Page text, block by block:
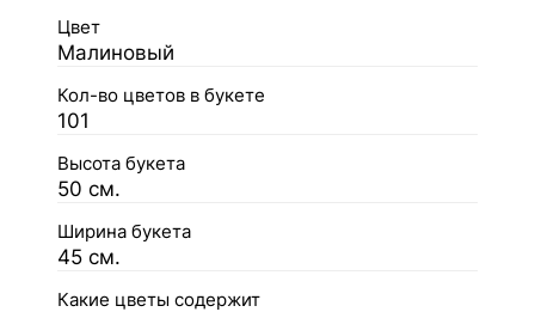
Цвет
Малиновый
Кол-во цветов в букете
101
Высота букета
50 см.
Ширина букета
45 см.
Какие цветы содержит